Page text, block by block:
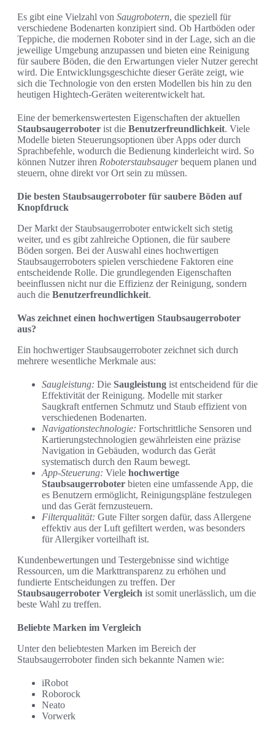
Es gibt eine Vielzahl von Saugrobotern, die speziell für
verschiedene Bodenarten konzipiert sind. Ob Hartböden oder
Teppiche, die modernen Roboter sind in der Lage, sich an die
jeweilige Umgebung anzupassen und bieten eine Reinigung
für saubere Böden, die den Erwartungen vieler Nutzer gerecht
wird. Die Entwicklungsgeschichte dieser Geräte zeigt, wie
sich die Technologie von den ersten Modellen bis hin zu den
heutigen Hightech-Geräten weiterentwickelt hat.
Eine der bemerkenswertesten Eigenschaften der aktuellen
Staubsaugerroboter ist die Benutzerfreundlichkeit. Viele
Modelle bieten Steuerungsoptionen über Apps oder durch
Sprachbefehle, wodurch die Bedienung kinderleicht wird. So
können Nutzer ihren Roboterstaubsaugerbequem planen und
steuern, ohne direkt vor Ort sein zu müssen.
Die besten Staubsaugerroboter für saubere Böden auf
Knopfdruck
Der Markt der Staubsaugerroboter entwickelt sich stetig
weiter, und es gibt zahlreiche Optionen, die für saubere
Böden sorgen. Bei der Auswahl eines hochwertigen
Staubsaugerroboters spielen verschiedene Faktoren eine
entscheidende Rolle. Die grundlegenden Eigenschaften
beeinflussen nicht nur die Effizienz der Reinigung, sondern
auch die Benutzerfreundlichkeit.
Was zeichnet einen hochwertigen Staubsaugerroboter
aus?
Ein hochwertiger Staubsaugerroboter zeichnet sich durch
mehrere wesentliche Merkmale aus:
Saugleistung: Die Saugleistung ist entscheidend für die
Effektivität der Reinigung. Modelle mit starker
Saugkraft entfernen Schmutz und Staub effizient von
verschiedenen Bodenarten.
Navigationstechnologie: Fortschrittliche Sensoren und
Kartierungstechnologien gewährleisten eine präzise
Navigation in Gebäuden, wodurch das Gerät
systematisch durch den Raum bewegt.
App-Steuerung: Viele hochwertige
Staubsaugerroboter bieten eine umfassende App, die
es Benutzern ermöglicht, Reinigungspläne festzulegen
und das Gerät fernzusteuern.
Filterqualität: Gute Filter sorgen dafür, dass Allergene
effektiv aus der Luft gefiltert werden, was besonders
für Allergiker vorteilhaft ist.
Kundenbewertungen und Testergebnisse sind wichtige
Ressourcen, um die Markttransparenz zu erhöhen und
fundierte Entscheidungen zu treffen. Der
Staubsaugerroboter Vergleich ist somit unerlässlich, um die
beste Wahl zu treffen.
Beliebte Marken im Vergleich
Unter den beliebtesten Marken im Bereich der
Staubsaugerroboter finden sich bekannte Namen wie:
iRobot
Roborock
Neato
Vorwerk